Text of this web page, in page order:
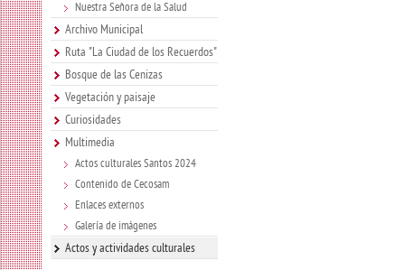
Nuestra Señora de la Salud
Archivo Municipal
Ruta "La Ciudad de los Recuerdos"
Bosque de las Cenizas
Vegetación y paisaje
Curiosidades
Multimedia
Actos culturales Santos 2024
Contenido de Cecosam
Enlaces externos
Galería de imágenes
Actos y actividades culturales